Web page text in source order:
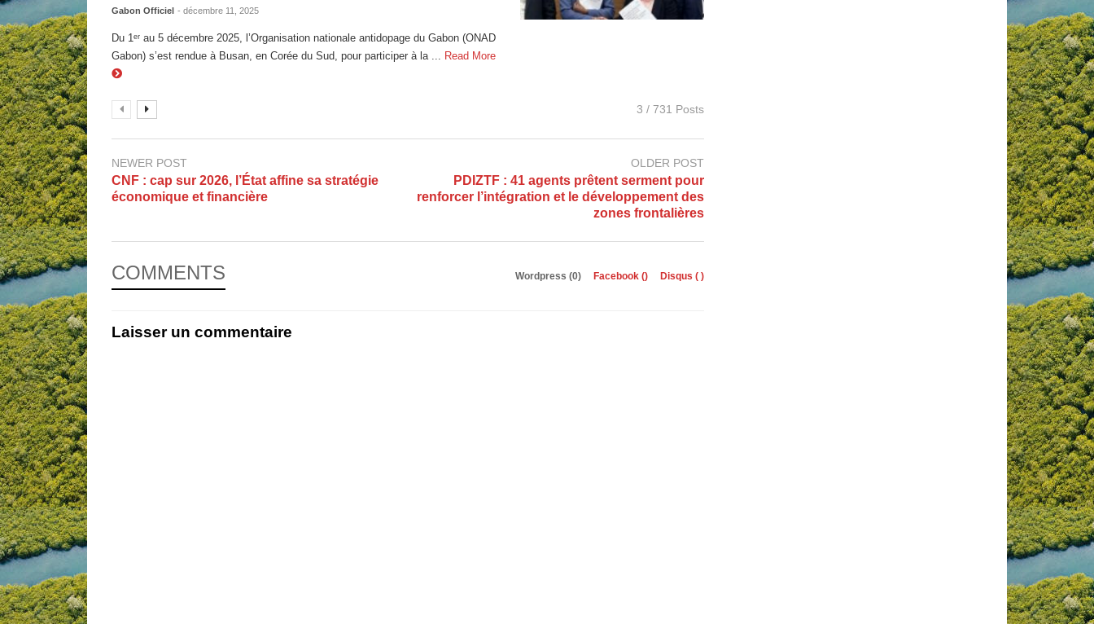
Gabon Officiel - décembre 11, 2025
Du 1ᵉʳ au 5 décembre 2025, l’Organisation nationale antidopage du Gabon (ONAD
Gabon) s’est rendue à Busan, en Corée du Sud, pour participer à la ...
Read More
3 / 731 Posts
NEWER POST
CNF : cap sur 2026, l’État affine sa stratégie
économique et financière
OLDER POST
PDIZTF : 41 agents prêtent serment pour
renforcer l’intégration et le développement des
zones frontalières
COMMENTS Wordpress (0) Facebook () Disqus ( )
Laisser un commentaire